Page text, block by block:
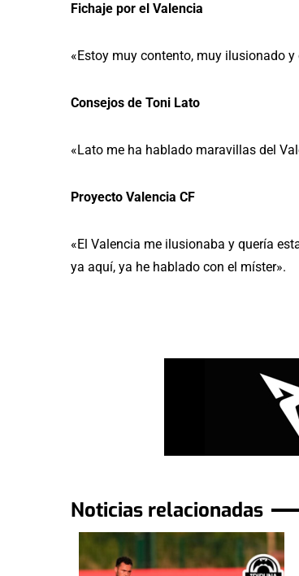
Fichaje por el Valencia
«Estoy muy contento, muy ilusionado
Consejos de Toni Lato
«Lato me ha hablado maravillas del
Proyecto Valencia CF
«El Valencia me ilusionaba y quería
ya aquí, ya he hablado con el míster».
Noticias relacionadas